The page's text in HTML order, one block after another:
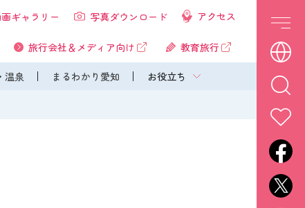
温泉 まるわかり愛知 お役立ち
ギャラリー 写真ダウンロード アクセス
旅行会社＆メディア向け 教育旅行